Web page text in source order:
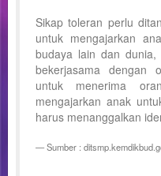
Sikap toleran perlu
untuk mengajarkan
budaya lain dan
bekerjasama dengan
untuk menerima
mengajarkan anak
harus menanggalkan
Sumber :